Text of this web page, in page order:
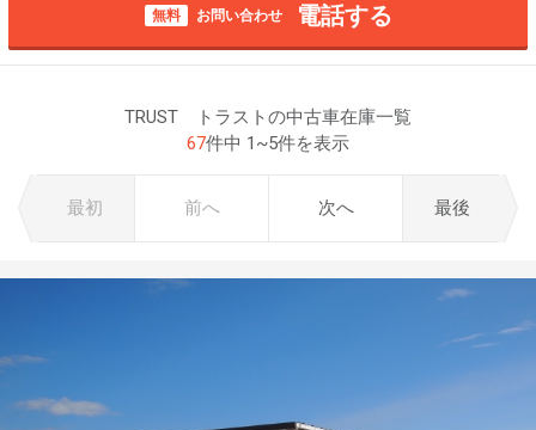
無料 お問い合わせ 電話する
TRUST トラストの中古車在庫一覧
67件中 1~5件を表示
最初 前へ 次へ 最後